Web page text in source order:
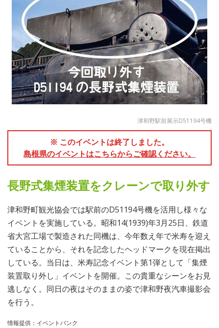
津和野駅前展示D51194号機
※ このイベントは終了しました。
島根県のイベントはこちらからご確認ください。
長野式集煙装置をクレーンで取り外す
津和野町観光協会では駅前のD51194号機を活用し様々な
イベントを実施している。昭和14(1939)年3月25日、鉄道
省大宮工場で製造された同機は、今年数え年で米寿を迎え
ていることから、それを記念したヘッドマークを現在掲出
している。当日は、米寿記念イベント第1弾として「集煙
装置取り外し」イベントを開催。この貴重なシーンをお見
逃しなく。同日の夜はそのままの姿で津和野夜汽車撮影会
を行う。
情報提供：イベントバンク